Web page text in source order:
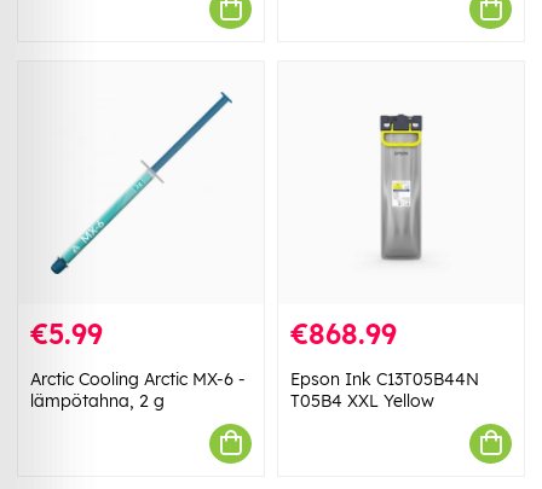
€5.99
Arctic Cooling Arctic MX-6 -
lämpötahna, 2 g
€868.99
Epson Ink C13T05B44N
T05B4 XXL Yellow